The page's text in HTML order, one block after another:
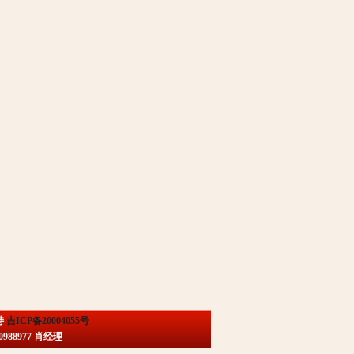
吉ICP备20004055号
肖经理